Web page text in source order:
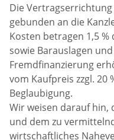
Die
gebunden an die
Kosten betragen 1,5 %
sowie Barauslagen
Fremdfinanzierung
vom Kaufpreis zzgl. 20
Beglaubigung.
Wir weisen darauf hin,
und dem zu
wirtschaftliches